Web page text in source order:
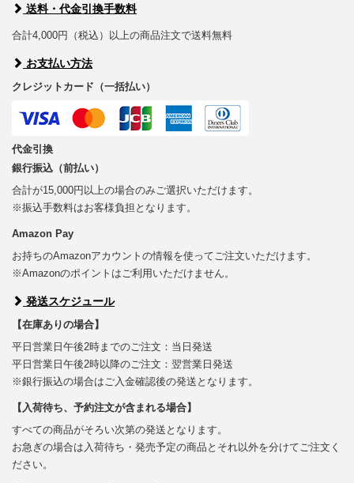
送料・代金引換手数料
合計4,000円（税込）以上の商品注文で送料無料
お支払い方法
クレジットカード（一括払い）
代金引換
銀行振込（前払い）
合計が15,000円以上の場合のみご選択いただけます。
※振込手数料はお客様負担となります。
Amazon Pay
お持ちのAmazonアカウントの情報を使ってご注文いただけます。
※Amazonのポイントはご利用いただけません。
発送スケジュール
【在庫ありの場合】
平日営業日午後2時までのご注文：当日発送
平日営業日午後2時以降のご注文：翌営業日発送
※銀行振込の場合はご入金確認後の発送となります。
【入荷待ち、予約注文が含まれる場合】
すべての商品がそろい次第の発送となります。
お急ぎの場合は入荷待ち・発売予定の商品とそれ以外を分けてご注文く
ださい。